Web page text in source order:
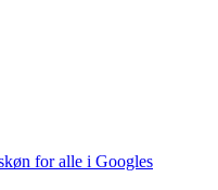
for alle i Googles